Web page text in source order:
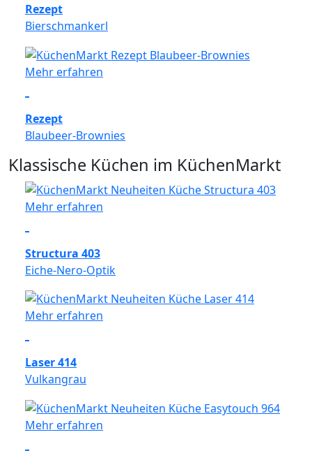
Rezept
Bierschmankerl
Mehr erfahren
Rezept
Blaubeer-Brownies
Klassische Küchen im KüchenMarkt
Mehr erfahren
Structura 403
Eiche-Nero-Optik
Mehr erfahren
Laser 414
Vulkangrau
Mehr erfahren